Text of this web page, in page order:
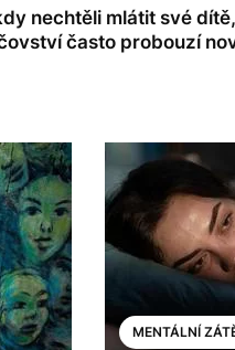
nechtěli mlátit své dítě,
často probouzí
MENTÁLNÍ